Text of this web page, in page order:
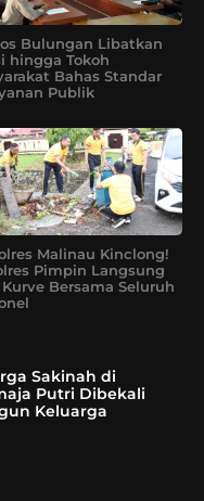
Bulungan Libatkan
hingga Tokoh
Bahas Standar
Publik
Malinau Kinclong!
Pimpin Langsung
Bersama Seluruh
Sakinah di
Putri Dibekali
Keluarga